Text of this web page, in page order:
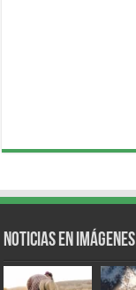
Noticias en Imágenes